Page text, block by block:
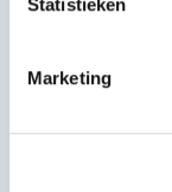
Statistieken
Marketing